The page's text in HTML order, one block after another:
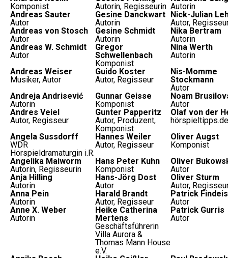
Komponist
Autorin, Regisseurin Autorin
Andreas Sauter
Autor
Gesine Danckwart
Autorin
Nick-Julian
Autor,
Andreas von Stosch
Autor
Gesine Schmidt
Autorin
Nika Bertram
Autorin
Andreas W. Schmidt
Autor
Gregor
Schwellenbach
Komponist
Nina Werth
Autorin
Andreas Weiser
Musiker, Autor
Guido Koster
Autor, Regisseur
Nis-Momme
Stockmann
Autor
Andreja Andrisević
Autorin
Gunnar Geisse
Komponist
Noam
Autor
Andres Veiel
Autor, Regisseur
Gunter Papperitz
Autor, Produzent,
Komponist
Olaf von der
hörspieltipps.de
Angela Sussdorff
WDR
Hörspieldramaturgin i.R.
Hannes Weiler
Autor, Regisseur
Oliver Augst
Komponist
Angelika Maiworm
Autorin, Regisseurin
Hans Peter Kuhn
Komponist
Oliver
Autor
Anja Hilling
Autorin
Hans-Jörg Dost
Autor
Oliver Sturm
Autor,
Anna Pein
Autorin
Harald Brandt
Autor, Regisseur
Patrick Findeis
Autor
Anne X. Weber
Autorin
Heike Catherina
Mertens
Geschäftsführerin
Villa Aurora &
Thomas Mann House
e.V.
Patrick Gurris
Autor